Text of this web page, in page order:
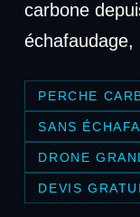
carbone
échafaudage,
PERCHE
SANS
DRONE
DEVIS